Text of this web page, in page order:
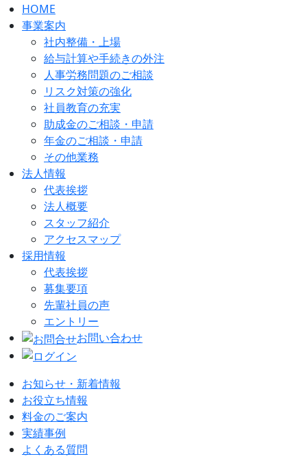
HOME
事業案内
社内整備・上場
給与計算や手続きの外注
人事労務問題のご相談
リスク対策の強化
社員教育の充実
助成金のご相談・申請
年金のご相談・申請
その他業務
法人情報
代表挨拶
法人概要
スタッフ紹介
アクセスマップ
採用情報
代表挨拶
募集要項
先輩社員の声
エントリー
お問い合わせ
お知らせ・新着情報
お役立ち情報
料金のご案内
実績事例
よくある質問